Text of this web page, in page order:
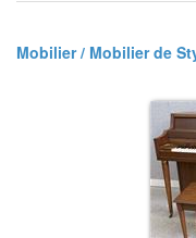
Mobilier / Mobilier de